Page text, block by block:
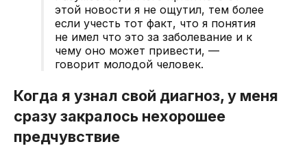
этой новости я не ощутил, тем более
если учесть тот факт, что я понятия
не имел что это за заболевание и к
чему оно может привести, —
говорит молодой человек.
Когда я узнал свой диагноз, у меня
сразу закралось нехорошее
предчувствие